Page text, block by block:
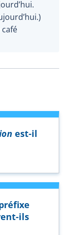
café
est-il
ils